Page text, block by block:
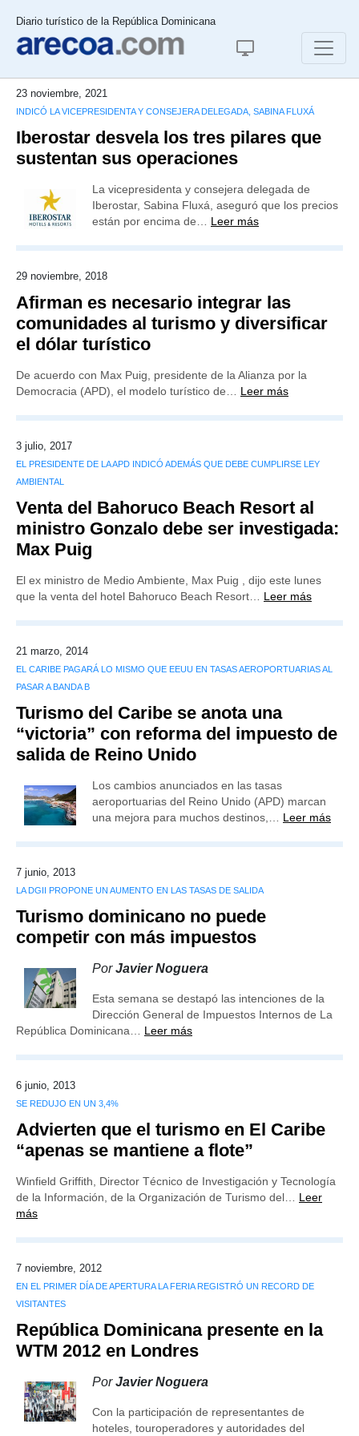
Diario turístico de la República Dominicana
23 noviembre, 2021
INDICÓ LA VICEPRESIDENTA Y CONSEJERA DELEGADA, SABINA FLUXÁ
Iberostar desvela los tres pilares que
sustentan sus operaciones
La vicepresidenta y consejera delegada de
Iberostar, Sabina Fluxá, aseguró que los precios
están por encima de… Leer más
29 noviembre, 2018
Afirman es necesario integrar las
comunidades al turismo y diversificar
el dólar turístico
De acuerdo con Max Puig, presidente de la Alianza por la
Democracia (APD), el modelo turístico de… Leer más
3 julio, 2017
EL PRESIDENTE DE LA APD INDICÓ ADEMÁS QUE DEBE CUMPLIRSE LEY
AMBIENTAL
Venta del Bahoruco Beach Resort al
ministro Gonzalo debe ser investigada:
Max Puig
El ex ministro de Medio Ambiente, Max Puig , dijo este lunes
que la venta del hotel Bahoruco Beach Resort… Leer más
21 marzo, 2014
EL CARIBE PAGARÁ LO MISMO QUE EEUU EN TASAS AEROPORTUARIAS AL
PASAR A BANDA B
Turismo del Caribe se anota una
“victoria” con reforma del impuesto de
salida de Reino Unido
Los cambios anunciados en las tasas
aeroportuarias del Reino Unido (APD) marcan
una mejora para muchos destinos,… Leer más
7 junio, 2013
LA DGII PROPONE UN AUMENTO EN LAS TASAS DE SALIDA
Turismo dominicano no puede
competir con más impuestos
PorJavier Noguera
Esta semana se destapó las intenciones de la
Dirección General de Impuestos Internos de La
República Dominicana… Leer más
6 junio, 2013
SE REDUJO EN UN 3,4%
Advierten que el turismo en El Caribe
“apenas se mantiene a flote”
Winfield Griffith, Director Técnico de Investigación y Tecnología
de la Información, de la Organización de Turismo del… Leer
más
7 noviembre, 2012
EN EL PRIMER DÍA DE APERTURA LA FERIA REGISTRÓ UN RECORD DE
VISITANTES
República Dominicana presente en la
WTM 2012 en Londres
PorJavier Noguera
Con la participación de representantes de
hoteles, touroperadores y autoridades del